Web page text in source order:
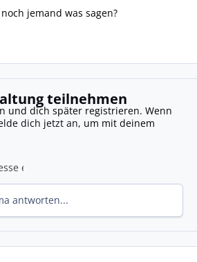
jemand was sagen?
teilnehmen
und dich später registrieren. Wenn
dich jetzt an, um mit deinem
antworten...